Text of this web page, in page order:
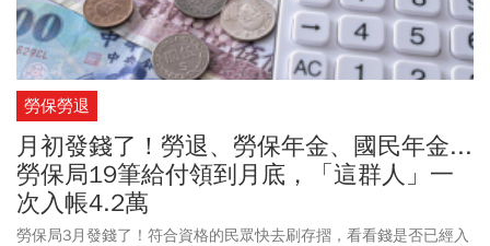
勞保勞退
月初發錢了！勞退、勞保年金、國民年金...
勞保局19筆給付領到月底，「這群人」一
次入帳4.2萬
勞保局3月發錢了！符合資格的民眾快去刷存摺，看看錢是否已經入